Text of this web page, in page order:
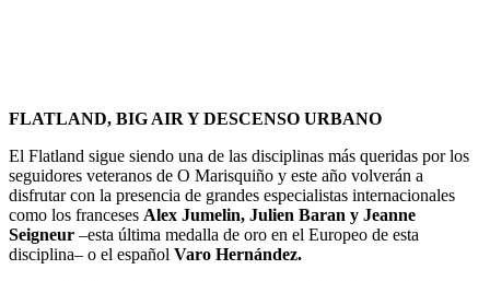
FLATLAND, BIG AIR Y DESCENSO URBANO
El Flatland sigue siendo una de las disciplinas más queridas por los
seguidores veteranos de O Marisquiño y este año volverán a
disfrutar con la presencia de grandes especialistas internacionales
como los franceses Alex Jumelin, Julien Baran y Jeanne
Seigneur –esta última medalla de oro en el Europeo de esta
disciplina– o el español Varo Hernández.